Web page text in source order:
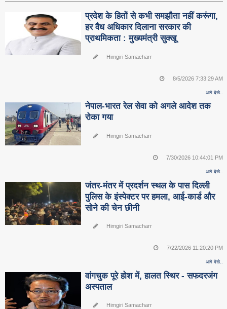
प्रदेश के हितों से कभी समझौता नहीं करूंगा,
हर वैध अधिकार दिलाना सरकार की
प्राथमिकता : मुख्यमंत्री सुक्खू
Himgiri Samacharr
8/5/2026 7:33:29 AM
आगे देखे..
नेपाल-भारत रेल सेवा को अगले आदेश तक
रोका गया
Himgiri Samacharr
7/30/2026 10:44:01 PM
आगे देखे..
जंतर-मंतर में प्रदर्शन स्थल के पास दिल्ली
पुलिस के इंस्पेक्टर पर हमला, आई-कार्ड और
सोने की चेन छीनी
Himgiri Samacharr
7/22/2026 11:20:20 PM
आगे देखे..
वांगचुक पूरे होश में, हालत स्थिर - सफदरजंग
अस्पताल
Himgiri Samacharr